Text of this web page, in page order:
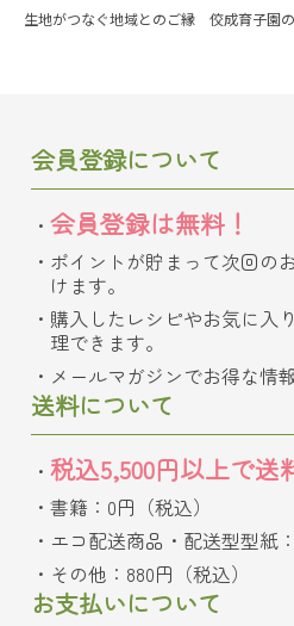
生地がつなぐ地域とのご縁 佼成育子園
会員登録について
会員登録は無料！
ポイントが貯まって次回の
けます。
購入したレシピやお気に入
理できます。
メールマガジンでお得な情
送料について
税込5,500円以上で送
書籍：0円（税込）
エコ配送商品・配送型型紙
その他：880円（税込）
お支払いについて